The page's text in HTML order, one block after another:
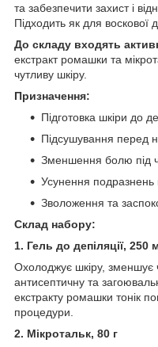
та забезпечити захист і
Підходить як для воскової
До складу входять
екстракт ромашки та
чутливу шкіру.
Призначення:
Підготовка шкіри до
Підсушування перед
Зменшення болю під
Усунення подразнень
Зволоження та
Склад набору:
1. Гель до депіляції, 250
Охолоджує шкіру, зменшує
антисептичну та
екстракту ромашки тонік
процедури.
2. Мікротальк, 80 г